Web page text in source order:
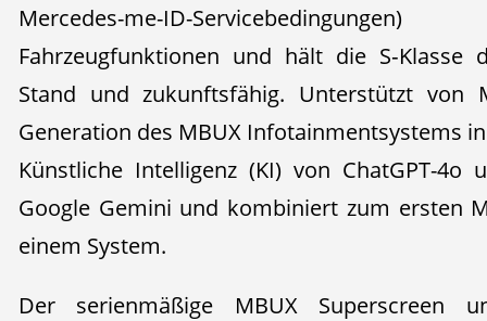
Mercedes-me-ID-
Fahrzeugfunktionen und hält die
Stand und zukunftsfähig. Unterstützt von
Generation des MBUX Infotainmentsystems
Künstliche Intelligenz (KI) von ChatGPT-
Google Gemini und kombiniert zum ersten
einem System.
Der serienmäßige MBUX Superscreen